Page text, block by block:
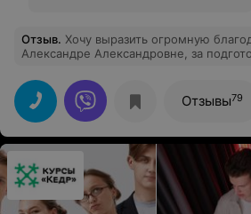
Отзыв. Хочу выразить огромную
Александре Александровне, за
ребенку индивидуально, за
работу и преданность своему делу.
попали на обучение именно к вам!
Отзывы79